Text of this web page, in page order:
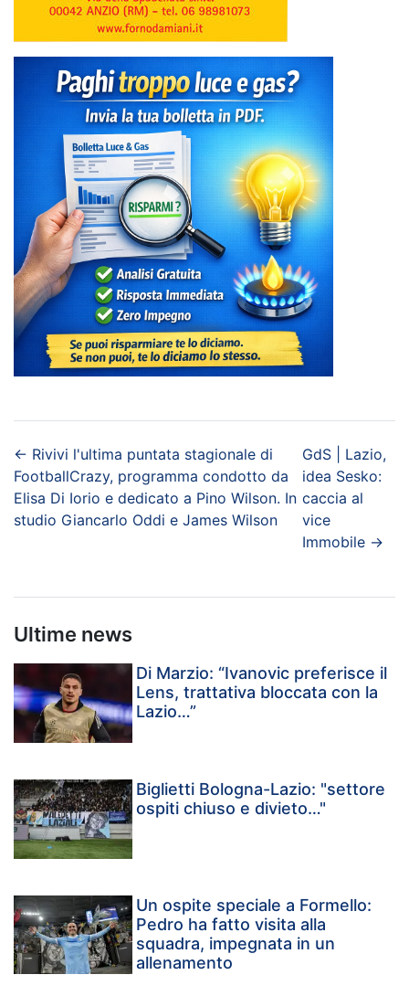
← Rivivi l'ultima puntata stagionale di
FootballCrazy, programma condotto da
Elisa Di Iorio e dedicato a Pino Wilson. In
studio Giancarlo Oddi e James Wilson
GdS | Lazio,
idea Sesko:
caccia al
vice
Immobile →
Ultime news
Di Marzio: “Ivanovic preferisce il
Lens, trattativa bloccata con la
Lazio…”
Biglietti Bologna-Lazio: "settore
ospiti chiuso e divieto…"
Un ospite speciale a Formello:
Pedro ha fatto visita alla
squadra, impegnata in un
allenamento